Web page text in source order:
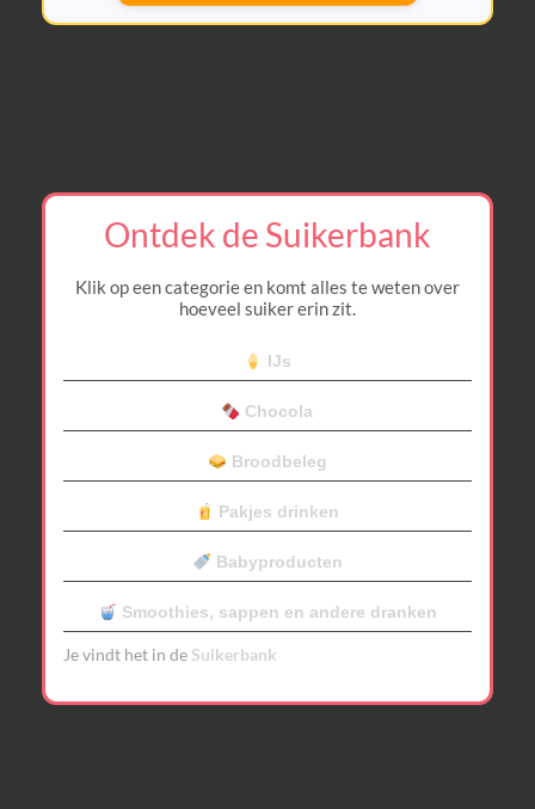
Ontdek de Suikerbank
Klik op een categorie en komt alles te weten over
hoeveel suiker erin zit.
IJs
Chocola
Broodbeleg
Pakjes drinken
Babyproducten
Smoothies, sappen en andere dranken
Je vindt het in de Suikerbank